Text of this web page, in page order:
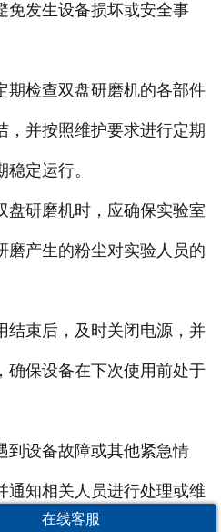
免发生设备损坏或安全事
检查双盘研磨机的各部件
，并按照维护要求进行定期
定运行。
研磨机时，应确保实验室
磨产生的粉尘对实验人员的
束后，及时关闭电源，并
确保设备在下次使用前处于
设备故障或其他紧急情
通知相关人员进行处理或维
在线客服